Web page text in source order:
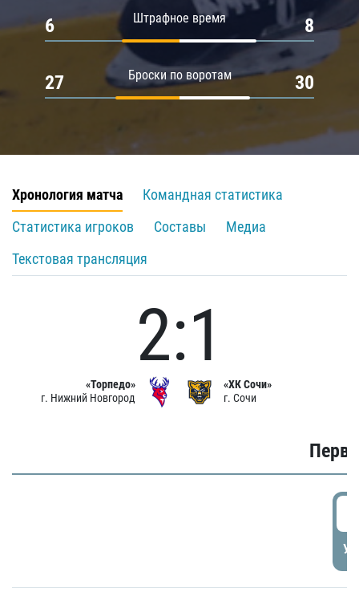
Штрафное время
6 8
Броски по воротам
27 30
Хронология матча
Командная статистика
Статистика игроков
Составы
Медиа
Текстовая трансляция
«Торпедо»
г. Нижний Новгород
2:1
«ХК Сочи»
г. Сочи